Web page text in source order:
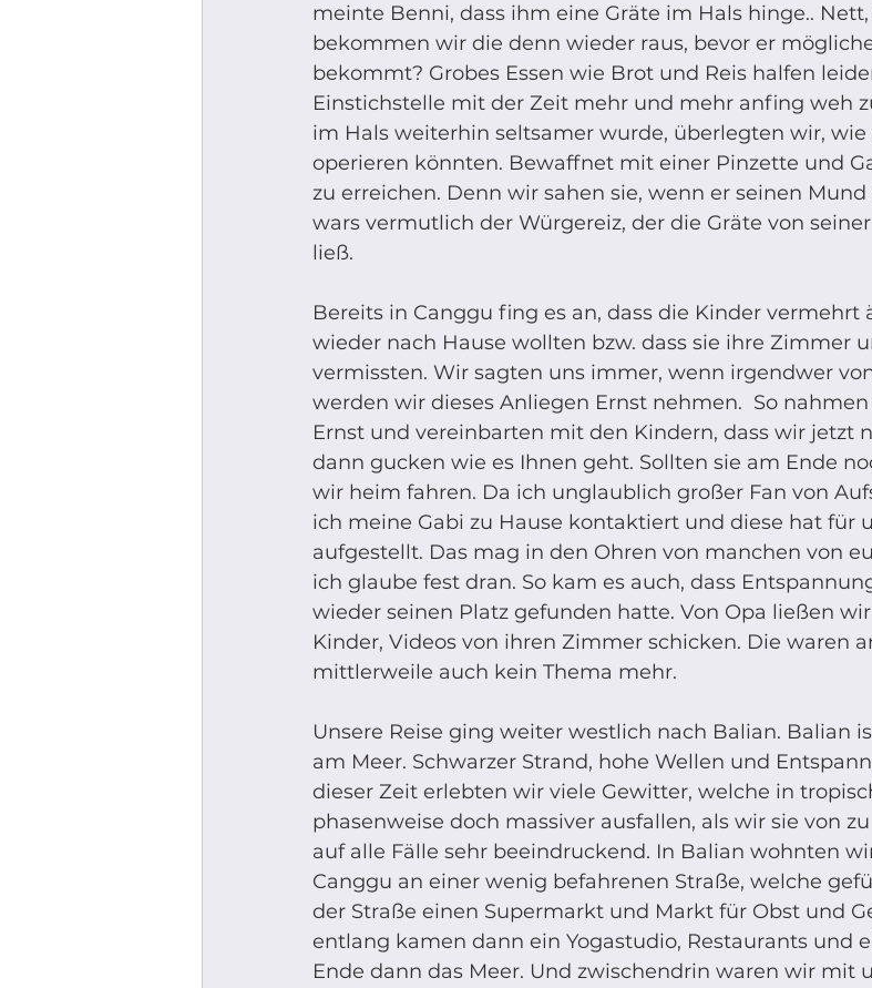
meinte Benni, dass ihm eine Gräte im Hals hinge..
bekommen wir die denn wieder raus, bevor er
bekommt? Grobes Essen wie Brot und Reis halfen
Einstichstelle mit der Zeit mehr und mehr anfing weh
im Hals weiterhin seltsamer wurde, überlegten wir, wie
operieren könnten. Bewaffnet mit einer Pinzette und
zu erreichen. Denn wir sahen sie, wenn er seinen
wars vermutlich der Würgereiz, der die Gräte von
ließ.
Bereits in Canggu fing es an, dass die Kinder vermehrt
wieder nach Hause wollten bzw. dass sie ihre Zimmer
vermissten. Wir sagten uns immer, wenn irgendwer
werden wir dieses Anliegen Ernst nehmen.  So
Ernst und vereinbarten mit den Kindern, dass wir jetzt
dann gucken wie es Ihnen geht. Sollten sie am Ende
wir heim fahren. Da ich unglaublich großer Fan von
ich meine Gabi zu Hause kontaktiert und diese hat für
aufgestellt. Das mag in den Ohren von manchen von
ich glaube fest dran. So kam es auch, dass
wieder seinen Platz gefunden hatte. Von Opa ließen
Kinder, Videos von ihren Zimmer schicken. Die waren
mittlerweile auch kein Thema mehr.
Unsere Reise ging weiter westlich nach Balian. Balian
am Meer. Schwarzer Strand, hohe Wellen und
dieser Zeit erlebten wir viele Gewitter, welche in
phasenweise doch massiver ausfallen, als wir sie von
auf alle Fälle sehr beeindruckend. In Balian wohnten
Canggu an einer wenig befahrenen Straße, welche
der Straße einen Supermarkt und Markt für Obst und
entlang kamen dann ein Yogastudio, Restaurants und
Ende dann das Meer. Und zwischendrin waren wir mit